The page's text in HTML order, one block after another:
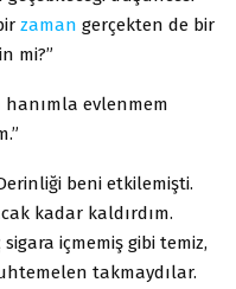
zaman gerçekten de bir
mi?”
hanımla evlenmem
beni etkilemişti.
kadar kaldırdım.
içmemiş gibi temiz,
takmaydılar.